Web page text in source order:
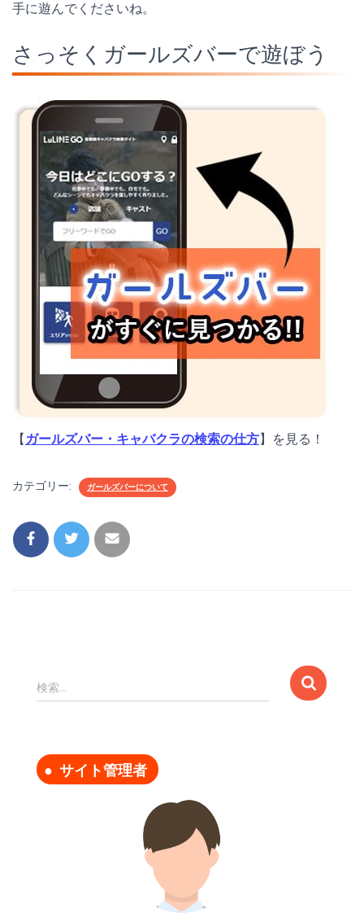
手に遊んでくださいね。
さっそくガールズバーで遊ぼう
【ガールズバー・キャバクラの検索の仕方】を見る！
カテゴリー: ガールズバーについて
検
索
検索…
サイト管理者